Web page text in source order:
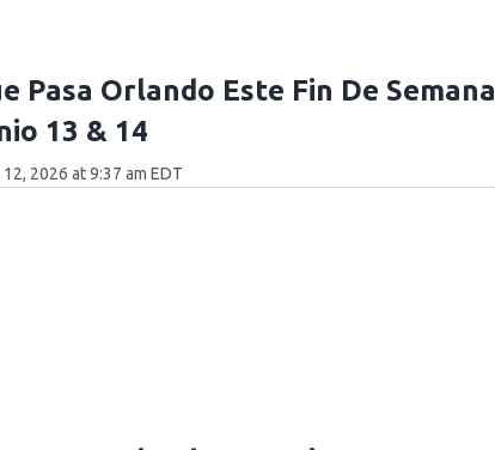
Pasa Orlando Este Fin De Semana
13 & 14
2026 at 9:37 am EDT